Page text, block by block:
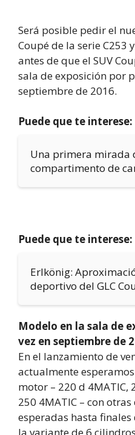
Será posible pedir el
Coupé de la serie C253
antes de que el SUV
sala de exposición por
septiembre de 2016.
Puede que te interese:
Una primera mirada
compartimento de
Puede que te interese:
Erlkönig:
deportivo del GLC
Modelo en la sala de
vez en septiembre de
En el lanzamiento de
actualmente
motor – 220 d 4MATIC,
250 4MATIC – con
esperadas hasta
la variante de 6